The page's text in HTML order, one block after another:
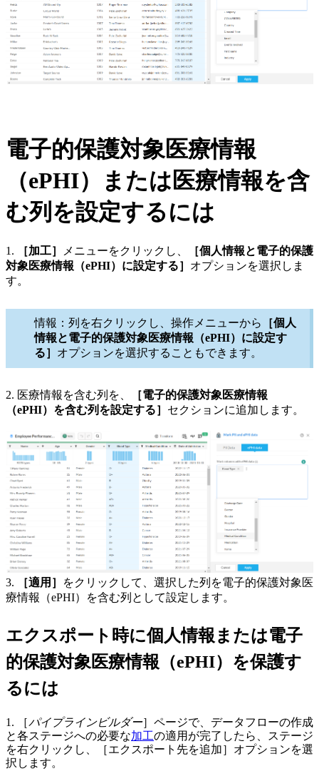
電子的保護対象医療情報
（ePHI）または医療情報を含
む列を設定するには
1. ［加工］ メニューをクリックし、
［個人情報と電子的保護
対象医療情報（ePHI）に設定する］ オプションを選択しま
す。
情報：列を右クリックし、操作メニューから
［個人
情報と電子的保護対象医療情報（ePHI）に設定す
る］ オプションを選択することもできます。
2. 医療情報を含む列を、
［電子的保護対象医療情報
（ePHI）を含む列を設定する］ セクションに追加します。
3. ［適用］
をクリックして、選択した列を電子的保護対象医
療情報（ePHI）を含む列として設定します。
エクスポート時に個人情報または電子
的保護対象医療情報（ePHI）を保護す
るには
1. ［パイプラインビルダー］ページで、データフローの作成
と各ステージへの必要な加工の適用が完了したら、ステージ
を右クリックし、
［エクスポート先を追加］ オプションを選
択します。